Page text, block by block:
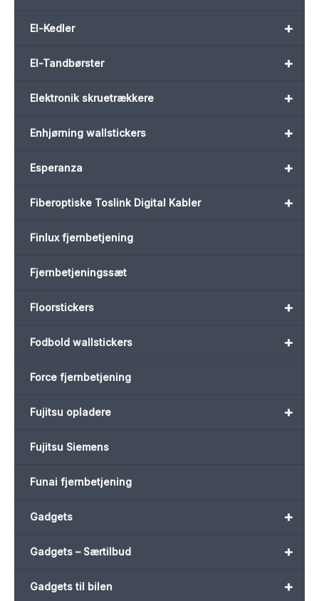
+
El-Kedler
+
El-Tandbørster
+
Elektronik skruetrækkere
+
Enhjørning wallstickers
+
Esperanza
+
Fiberoptiske Toslink Digital Kabler
Finlux fjernbetjening
Fjernbetjeningssæt
+
Floorstickers
+
Fodbold wallstickers
Force fjernbetjening
+
Fujitsu opladere
Fujitsu Siemens
Funai fjernbetjening
+
Gadgets
+
Gadgets – Særtilbud
+
Gadgets til bilen